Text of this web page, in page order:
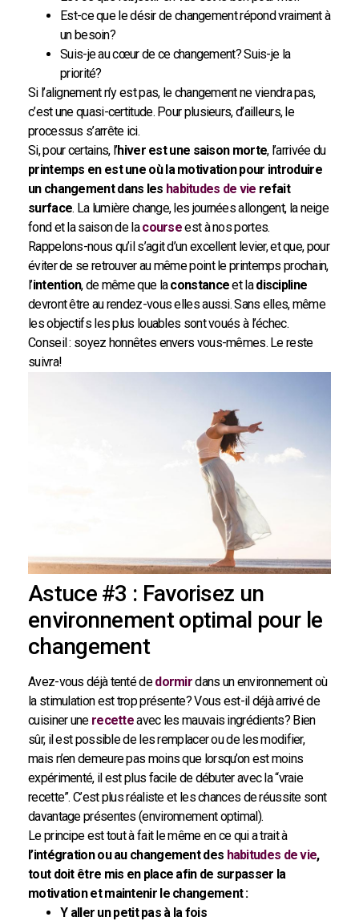
Est-ce que le désir de changement répond vraiment à
un besoin?
Suis-je au cœur de ce changement? Suis-je la
priorité?
Si l’alignement n’y est pas, le changement ne viendra pas,
c’est une quasi-certitude. Pour plusieurs, d’ailleurs, le
processus s’arrête ici.
Si, pour certains, l’hiver est une saison morte, l’arrivée du
printemps en est une où la motivation pour introduire
un changement dans les habitudes de vie refait
surface. La lumière change, les journées allongent, la neige
fond et la saison de lacourseest à nos portes.
Rappelons-nous qu’il s’agit d’un excellent levier, et que, pour
éviter de se retrouver au même point le printemps prochain,
l’intention, de même que laconstanceet ladiscipline
devront être au rendez-vous elles aussi. Sans elles, même
les objectifs les plus louables sont voués à l’échec.
Conseil : soyez honnêtes envers vous-mêmes. Le reste
suivra!
Astuce #3 : Favorisez un
environnement optimal pour le
changement
Avez-vous déjà tenté dedormirdans un environnement où
la stimulation est trop présente? Vous est-il déjà arrivé de
cuisiner une recetteavec les mauvais ingrédients? Bien
sûr, il est possible de les remplacer ou de les modifier,
mais n’en demeure pas moins que lorsqu’on est moins
expérimenté, il est plus facile de débuter avec la “vraie
recette”. C’est plus réaliste et les chances de réussite sont
davantage présentes (environnement optimal).
Le principe est tout à fait le même en ce qui a trait à
l’intégration ou au changement des habitudes de vie,
tout doit être mis en place afin de surpasser la
motivation et maintenir le changement :
Y aller un petit pas à la fois